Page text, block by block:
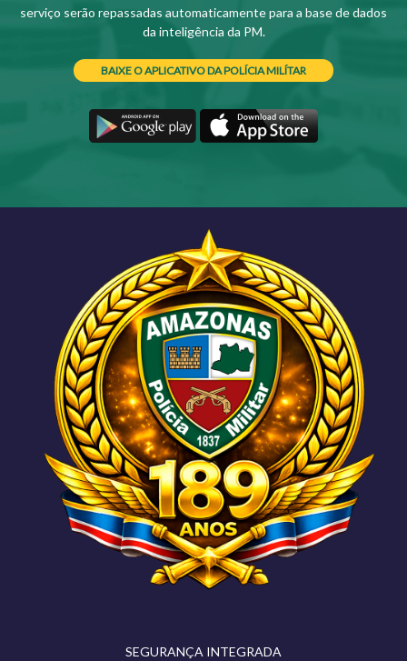
serviço serão repassadas automaticamente para a base de dados
da inteligência da PM.
BAIXE O APLICATIVO DA POLÍCIA MILÍTAR
SEGURANÇA INTEGRADA